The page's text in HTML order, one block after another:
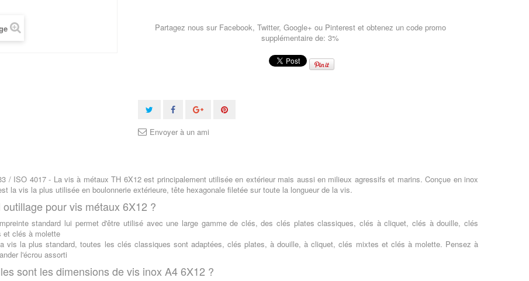
Partagez nous sur Facebook, Twitter, Google+ ou Pinterest et obtenez un code promo
supplémentaire de: 3%
Envoyer à un ami
/ ISO 4017 - La vis à métaux TH 6X12 est principalement utilisée en extérieur mais aussi en milieux agressifs et marins. Conçue en inox
la vis la plus utilisée en boulonnerie extérieure, tête hexagonale filetée sur toute la longueur de la vis.
outillage pour vis métaux 6X12 ?
standard lui permet d'être utilisé avec une large gamme de clés, des clés plates classiques, clés à cliquet, clés à douille, clés
et clés à molette
vis la plus standard, toutes les clés classiques sont adaptées, clés plates, à douille, à cliquet, clés mixtes et clés à molette. Pensez à
l'écrou assorti
sont les dimensions de vis inox A4 6X12 ?